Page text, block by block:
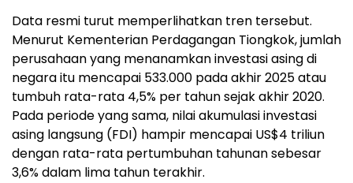
Data resmi turut memperlihatkan tren tersebut.
Menurut Kementerian Perdagangan Tiongkok, jumlah
perusahaan yang menanamkan investasi asing di
negara itu mencapai 533.000 pada akhir 2025 atau
tumbuh rata-rata 4,5% per tahun sejak akhir 2020.
Pada periode yang sama, nilai akumulasi investasi
asing langsung (FDI) hampir mencapai US$4 triliun
dengan rata-rata pertumbuhan tahunan sebesar
3,6% dalam lima tahun terakhir.